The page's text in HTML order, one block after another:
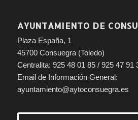
AYUNTAMIENTO DE
Plaza España, 1
45700 Consuegra (Toledo)
Centralita: 925 48 01 85 / 925 47 91
Email de Información General:
ayuntamiento@aytoconsuegra.es